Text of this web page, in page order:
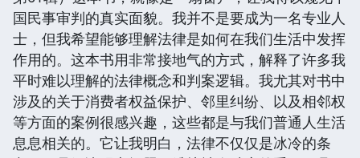
国民事审判的真实面貌。我并不是要成为一名专业人
士，但我希望能够理解法律是如何在我们生活中发挥
作用的。这本书用非常接地气的方式，解释了许多我
平时难以理解的法律概念和判案逻辑。我尤其对书中
涉及的关于消费者权益保护、邻里纠纷、以及相邻权
等方面的案例很感兴趣，这些都是与我们普通人生活
息息相关的。它让我明白，法律不仅仅是冰冷的条